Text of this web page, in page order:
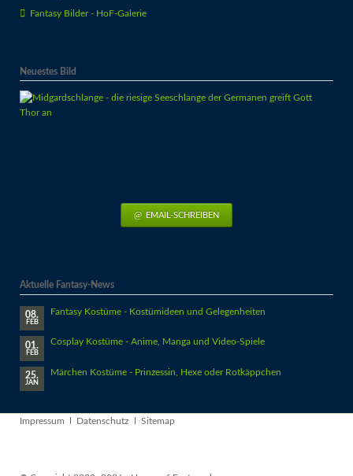
Fantasy Bilder - HoF-Galerie
Neuestes Bild
EMAIL-SCHREIBEN
Aktuelle Fantasy-News
08.
FEB
Fantasy Kostüme - Kostümideen und Gelegenheiten
01.
FEB
Cosplay Kostüme - Anime, Manga und Video-Spiele
25.
JAN
Märchen Kostüme - Prinzessin, Hexe oder Rotkäppchen
Navigation
Impressum Datenschutz Sitemap